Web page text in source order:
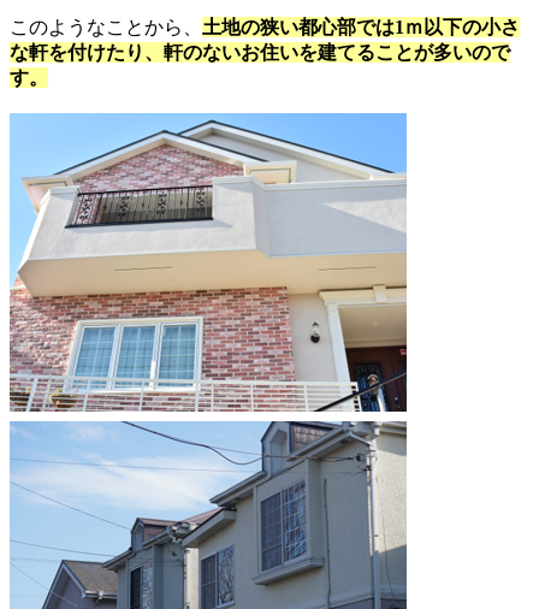
このようなことから、 土地の狭い都心部では1ｍ以下の小さ
な軒を付けたり、軒のないお住いを建てることが多いので
す。